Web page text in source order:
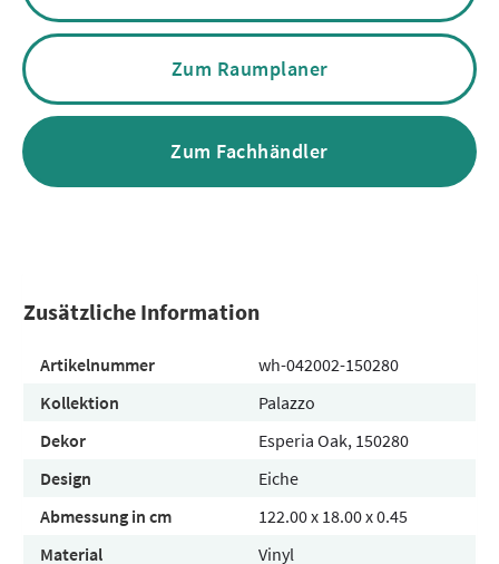
Zum Raumplaner
Zum Fachhändler
Zusätzliche Information
Artikelnummer
wh-042002-150280
Kollektion
Palazzo
Dekor
Esperia Oak, 150280
Design
Eiche
Abmessung in cm
122.00 x 18.00 x 0.45
Material
Vinyl